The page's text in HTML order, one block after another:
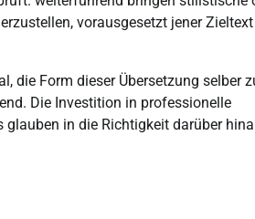
vorausgesetzt jener
die Form dieser Übersetzung selber
Die Investition in professionelle
in die Richtigkeit darüber